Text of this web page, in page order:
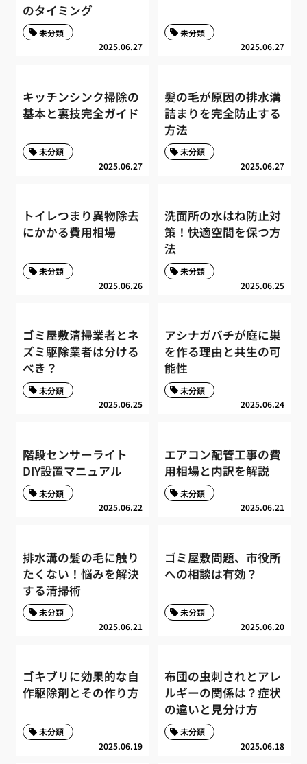
のタイミング
2025.06.27
未分類
2025.06.27
未分類
キッチンシンク掃除の
基本と裏技完全ガイド
2025.06.27
未分類
髪の毛が原因の排水溝
詰まりを完全防止する
方法
2025.06.27
未分類
トイレつまり異物除去
にかかる費用相場
2025.06.26
未分類
洗面所の水はね防止対
策！快適空間を保つ方
法
2025.06.25
未分類
ゴミ屋敷清掃業者とネ
ズミ駆除業者は分ける
べき？
2025.06.25
未分類
アシナガバチが庭に巣
を作る理由と共生の可
能性
2025.06.24
未分類
階段センサーライト
DIY設置マニュアル
2025.06.22
未分類
エアコン配管工事の費
用相場と内訳を解説
2025.06.21
未分類
排水溝の髪の毛に触り
たくない！悩みを解決
する清掃術
2025.06.21
未分類
ゴミ屋敷問題、市役所
への相談は有効？
2025.06.20
未分類
ゴキブリに効果的な自
作駆除剤とその作り方
2025.06.19
未分類
布団の虫刺されとアレ
ルギーの関係は？症状
の違いと見分け方
2025.06.18
未分類